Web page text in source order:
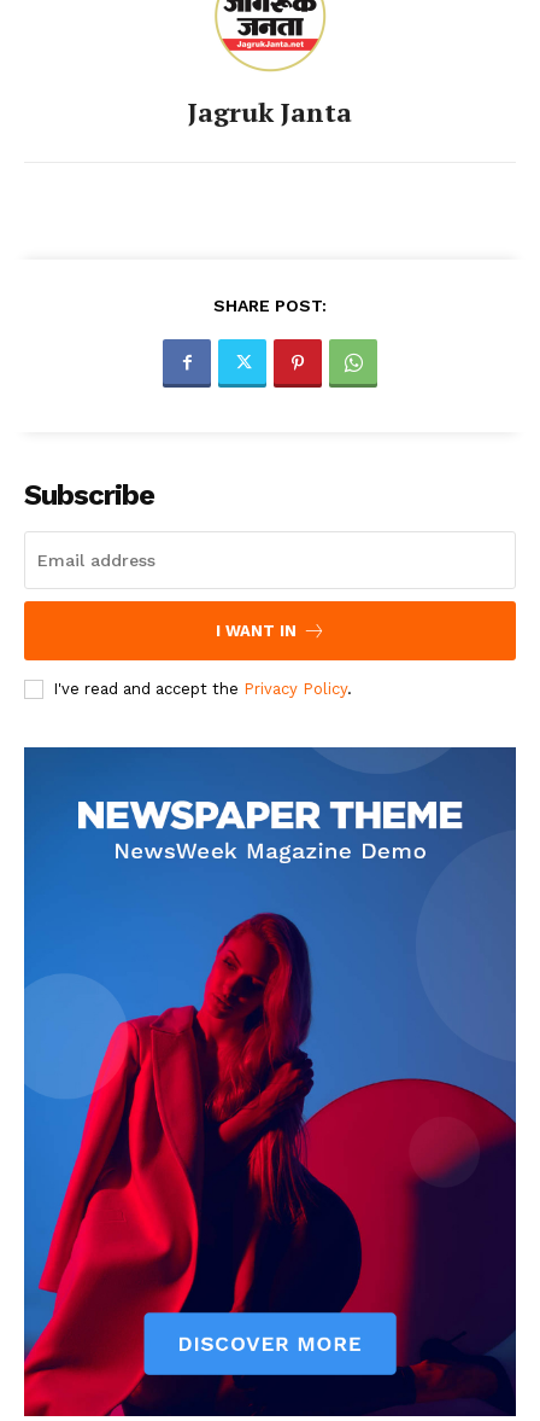
Jagruk Janta
SHARE POST:
Subscribe
I WANT IN
I've read and accept the Privacy Policy.